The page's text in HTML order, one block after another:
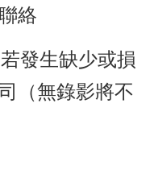
絡
若發生缺少或損
（無錄影將不